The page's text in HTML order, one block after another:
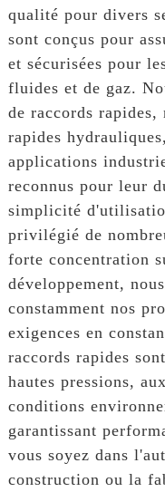
qualité pour divers
sont conçus pour
et sécurisées pour
fluides et de gaz.
de raccords rapides,
rapides
applications
reconnus pour leur
simplicité
privilégié de
forte concentration
développement,
constamment nos
exigences en
raccords rapides
hautes pressions,
conditions
garantissant
vous soyez dans
construction ou la